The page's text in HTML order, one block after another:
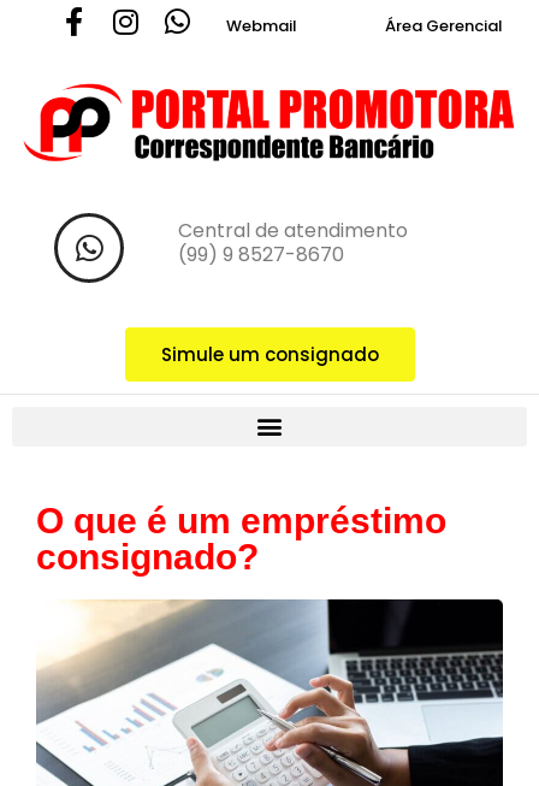
Webmail Área Gerencial
Central de atendimento ‪
(99) 9 8527-8670‬
Simule um consignado
O que é um empréstimo
consignado?